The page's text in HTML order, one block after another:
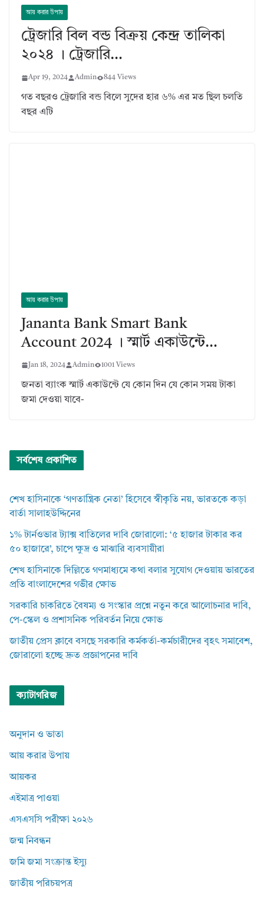
আয় করার উপায়
ট্রেজারি বিল বন্ড বিক্রয় কেন্দ্র তালিকা
২০২৪ । ট্রেজারি…
Apr 19, 2024 Admin 844 Views
গত বছরও ট্রেজারি বন্ড বিলে সুদের হার ৬% এর মত ছিল চলতি
বছর এটি
আয় করার উপায়
Jananta Bank Smart Bank
Account 2024 । স্মার্ট একাউন্টে…
Jan 18, 2024 Admin 1001 Views
জনতা ব্যাংক স্মার্ট একাউন্টে যে কোন দিন যে কোন সময় টাকা
জমা দেওয়া যাবে-
সর্বশেষ প্রকাশিত
শেখ হাসিনাকে ‘গণতান্ত্রিক নেতা’ হিসেবে স্বীকৃতি নয়, ভারতকে কড়া
বার্তা সালাহউদ্দিনের
১% টার্নওভার ট্যাক্স বাতিলের দাবি জোরালো: ‘৫ হাজার টাকার কর
৫০ হাজারে’, চাপে ক্ষুদ্র ও মাঝারি ব্যবসায়ীরা
শেখ হাসিনাকে দিল্লিতে গণমাধ্যমে কথা বলার সুযোগ দেওয়ায় ভারতের
প্রতি বাংলাদেশের গভীর ক্ষোভ
সরকারি চাকরিতে বৈষম্য ও সংস্কার প্রশ্নে নতুন করে আলোচনার দাবি,
পে-স্কেল ও প্রশাসনিক পরিবর্তন নিয়ে ক্ষোভ
জাতীয় প্রেস ক্লাবে বসছে সরকারি কর্মকর্তা-কর্মচারীদের বৃহৎ সমাবেশ,
জোরালো হচ্ছে দ্রুত প্রজ্ঞাপনের দাবি
ক্যাটাগরিজ
অনুদান ও ভাতা
আয় করার উপায়
আয়কর
এইমাত্র পাওয়া
এসএসসি পরীক্ষা ২০২৬
জন্ম নিবন্ধন
জমি জমা সংক্রান্ত ইস্যু
জাতীয় পরিচয়পত্র